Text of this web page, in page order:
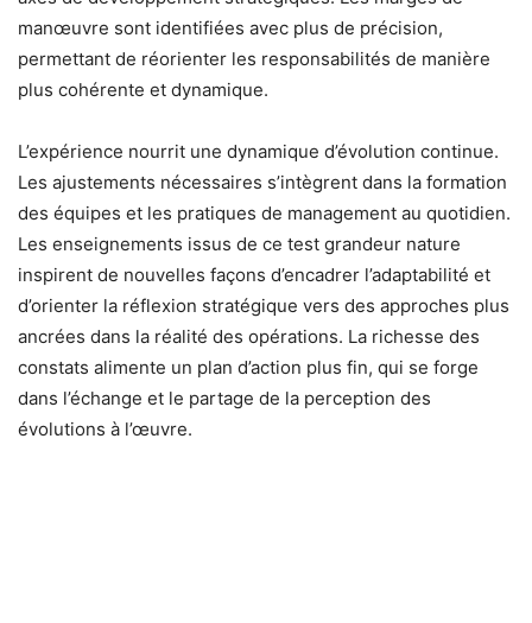
manœuvre sont identifiées avec plus de précision,
permettant de réorienter les responsabilités de manière
plus cohérente et dynamique.
L’expérience nourrit une dynamique d’évolution continue.
Les ajustements nécessaires s’intègrent dans la formation
des équipes et les pratiques de management au quotidien.
Les enseignements issus de ce test grandeur nature
inspirent de nouvelles façons d’encadrer l’adaptabilité et
d’orienter la réflexion stratégique vers des approches plus
ancrées dans la réalité des opérations. La richesse des
constats alimente un plan d’action plus fin, qui se forge
dans l’échange et le partage de la perception des
évolutions à l’œuvre.